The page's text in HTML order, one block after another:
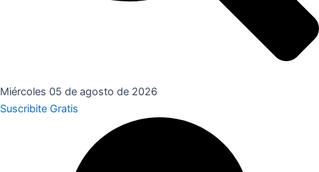
Miércoles 05 de agosto de 2026
Suscribite Gratis